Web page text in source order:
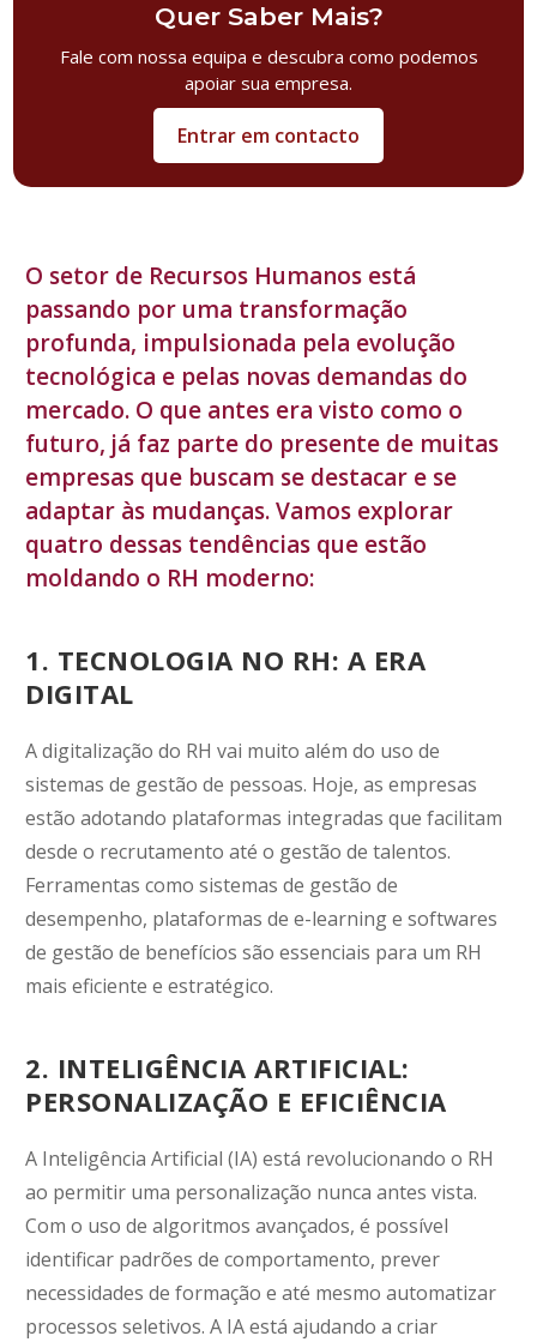
Quer Saber Mais?
Fale com nossa equipa e descubra como podemos
apoiar sua empresa.
Entrar em contacto
O setor de Recursos Humanos está
passando por uma transformação
profunda, impulsionada pela evolução
tecnológica e pelas novas demandas do
mercado. O que antes era visto como o
futuro, já faz parte do presente de muitas
empresas que buscam se destacar e se
adaptar às mudanças. Vamos explorar
quatro dessas tendências que estão
moldando o RH moderno:
1. TECNOLOGIA NO RH: A ERA
DIGITAL
A digitalização do RH vai muito além do uso de
sistemas de gestão de pessoas. Hoje, as empresas
estão adotando plataformas integradas que facilitam
desde o recrutamento até o gestão de talentos.
Ferramentas como sistemas de gestão de
desempenho, plataformas de e-learning e softwares
de gestão de benefícios são essenciais para um RH
mais eficiente e estratégico.
2. INTELIGÊNCIA ARTIFICIAL:
PERSONALIZAÇÃO E EFICIÊNCIA
A Inteligência Artificial (IA) está revolucionando o RH
ao permitir uma personalização nunca antes vista.
Com o uso de algoritmos avançados, é possível
identificar padrões de comportamento, prever
necessidades de formação e até mesmo automatizar
processos seletivos. A IA está ajudando a criar